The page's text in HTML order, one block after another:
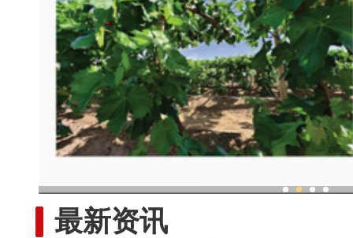
最新资讯